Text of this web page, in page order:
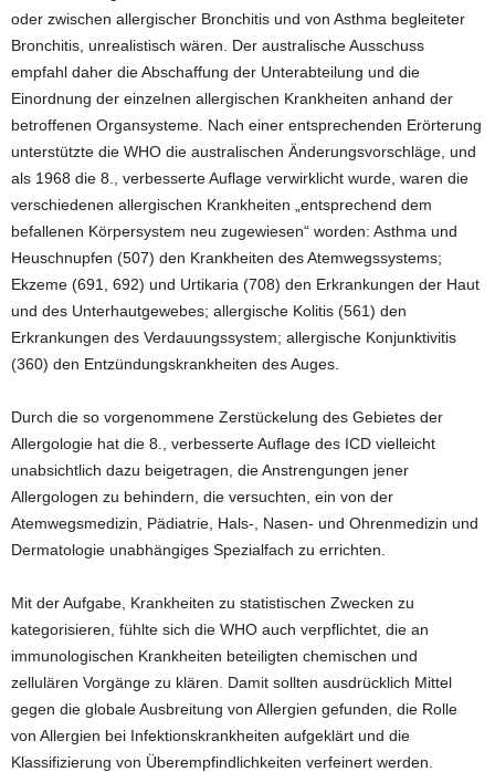
oder zwischen allergischer Bronchitis und von Asthma begleiteter
Bronchitis, unrealistisch wären. Der australische Ausschuss
empfahl daher die Abschaffung der Unterabteilung und die
Einordnung der einzelnen allergischen Krankheiten anhand der
betroffenen Organsysteme. Nach einer entsprechenden Erörterung
unterstützte die WHO die australischen Änderungsvorschläge, und
als 1968 die 8., verbesserte Auflage verwirklicht wurde, waren die
verschiedenen allergischen Krankheiten „entsprechend dem
befallenen Körpersystem neu zugewiesen“ worden: Asthma und
Heuschnupfen (507) den Krankheiten des Atemwegssystems;
Ekzeme (691, 692) und Urtikaria (708) den Erkrankungen der Haut
und des Unterhautgewebes; allergische Kolitis (561) den
Erkrankungen des Verdauungssystem; allergische Konjunktivitis
(360) den Entzündungskrankheiten des Auges.
Durch die so vorgenommene Zerstückelung des Gebietes der
Allergologie hat die 8., verbesserte Auflage des ICD vielleicht
unabsichtlich dazu beigetragen, die Anstrengungen jener
Allergologen zu behindern, die versuchten, ein von der
Atemwegsmedizin, Pädiatrie, Hals-, Nasen- und Ohrenmedizin und
Dermatologie unabhängiges Spezialfach zu errichten.
Mit der Aufgabe, Krankheiten zu statistischen Zwecken zu
kategorisieren, fühlte sich die WHO auch verpflichtet, die an
immunologischen Krankheiten beteiligten chemischen und
zellulären Vorgänge zu klären. Damit sollten ausdrücklich Mittel
gegen die globale Ausbreitung von Allergien gefunden, die Rolle
von Allergien bei Infektionskrankheiten aufgeklärt und die
Klassifizierung von Überempfindlichkeiten verfeinert werden.